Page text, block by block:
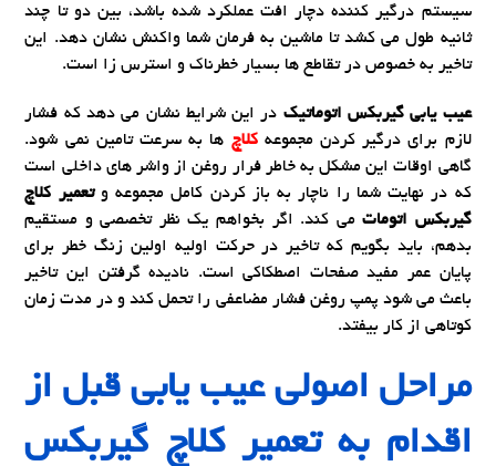
سیستم درگیر کننده دچار افت عملکرد شده باشد، بین دو تا چند
ثانیه طول می کشد تا ماشین به فرمان شما واکنش نشان دهد. این
تاخیر به خصوص در تقاطع ها بسیار خطرناک و استرس زا است.
عیب یابی گیربکس اتوماتیک در این شرایط نشان می دهد که فشار
لازم برای درگیر کردن مجموعهکلاچ ها به سرعت تامین نمی شود.
گاهی اوقات این مشکل به خاطر فرار روغن از واشر های داخلی است
که در نهایت شما را ناچار به باز کردن کامل مجموعه وتعمیر کلاچ
گیربکس اتوماتمی کند. اگر بخواهم یک نظر تخصصی و مستقیم
بدهم، باید بگویم که تاخیر در حرکت اولیه اولین زنگ خطر برای
پایان عمر مفید صفحات اصطکاکی است. نادیده گرفتن این تاخیر
باعث می شود پمپ روغن فشار مضاعفی را تحمل کند و در مدت زمان
کوتاهی از کار بیفتد.
مراحل اصولی عیب یابی قبل از
اقدام بهتعمیر کلاچ گیربکس